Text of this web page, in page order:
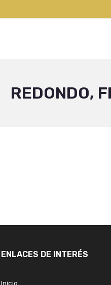
REDONDO,
ENLACES DE INTERÉS
Inicio